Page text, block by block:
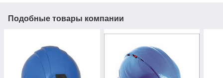
Подобные товары компании